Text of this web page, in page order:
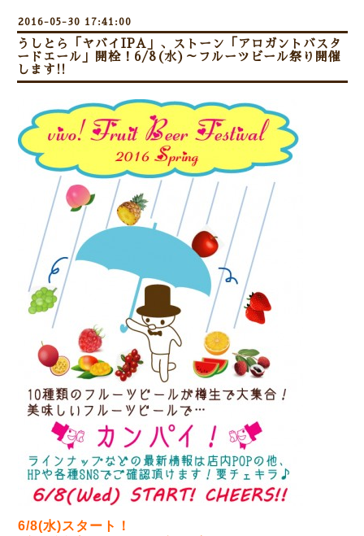
2016-05-30 17:41:00
うしとら「ヤバイIPA」、ストーン「アロガントバスタ
ードエール」開栓！6/8(水)～フルーツビール祭り開催
します!!
6/8(水)スタート！